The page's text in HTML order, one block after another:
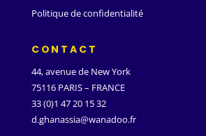
Politique de confidentialité
CONTACT
44, avenue de New York
75116 PARIS – FRANCE
33 (0)1 47 20 15 32
d.ghanassia@wanadoo.fr